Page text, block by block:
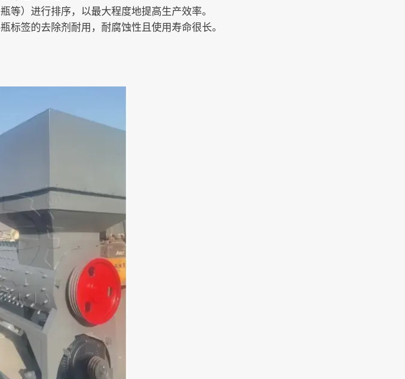
等）进行排序，以最大程度地提高生产效率。
标签的去除剂耐用，耐腐蚀性且使用寿命很长。